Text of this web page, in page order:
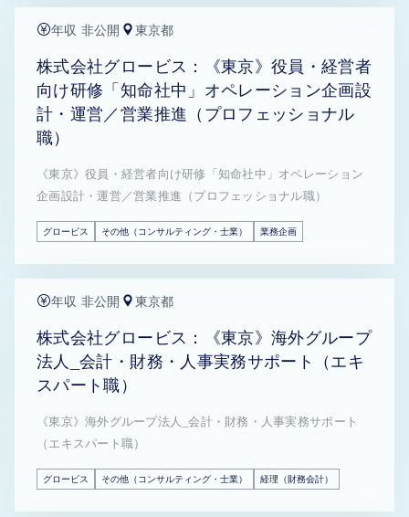
年収 非公開 東京都
株式会社グロービス：《東京》役員・経営者
向け研修「知命社中」オペレーション企画設
計・運営／営業推進（プロフェッショナル
職）
《東京》役員・経営者向け研修「知命社中」オペレーション
企画設計・運営／営業推進（プロフェッショナル職）
グロービス その他（コンサルティング・士業） 業務企画
年収 非公開 東京都
株式会社グロービス：《東京》海外グループ
法人_会計・財務・人事実務サポート（エキ
スパート職）
《東京》海外グループ法人_会計・財務・人事実務サポート
（エキスパート職）
グロービス その他（コンサルティング・士業） 経理（財務会計）